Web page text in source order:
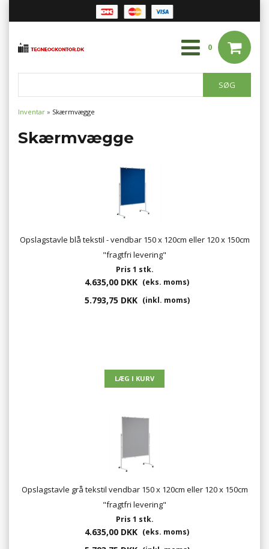
0
Inventar » Skærmvægge
Skærmvægge
Opslagstavle blå tekstil - vendbar 150 x 120cm eller 120 x 150cm
"fragtfri levering"
Pris 1 stk.
4.635,00 DKK (eks. moms)
5.793,75 DKK (inkl. moms)
Opslagstavle grå tekstil vendbar 150 x 120cm eller 120 x 150cm
"fragtfri levering"
Pris 1 stk.
4.635,00 DKK (eks. moms)